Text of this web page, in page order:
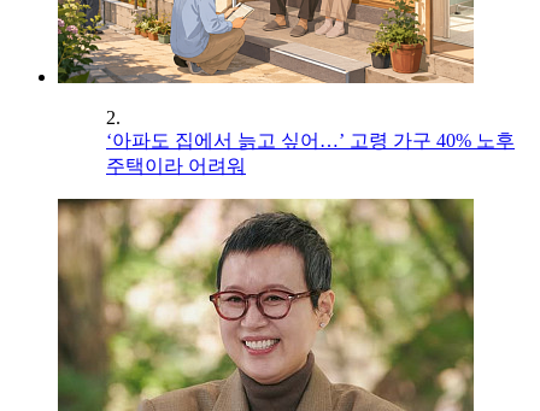
2.
‘아파도 집에서 늙고 싶어…’ 고령 가구 40% 노후
주택이라 어려워